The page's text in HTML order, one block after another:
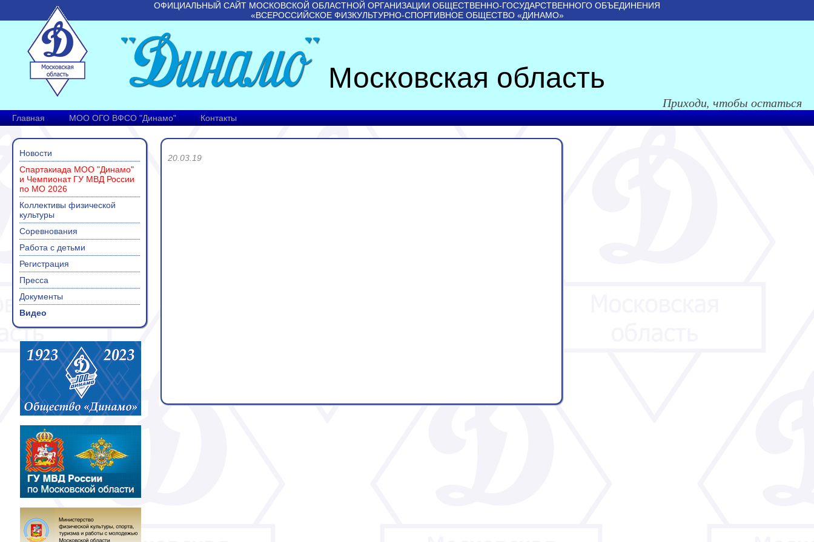
ОФИЦИАЛЬНЫЙ САЙТ МОСКОВСКОЙ ОБЛАСТНОЙ ОРГАНИЗАЦИИ ОБЩЕСТВЕННО-ГОСУДАРСТВЕННОГО ОБЪЕДИНЕНИЯ
«ВСЕРОССИЙСКОЕ ФИЗКУЛЬТУРНО-СПОРТИВНОЕ ОБЩЕСТВО «ДИНАМО»
Московская область
Приходи, чтобы остаться
Главная МОО ОГО ВФСО "Динамо" Контакты
Новости
Спартакиада МОО "Динамо"
и Чемпионат ГУ МВД России
по МО 2026
Коллективы физической
культуры
Соревнования
Работа с детьми
Регистрация
Пресса
Документы
Видео
20.03.19